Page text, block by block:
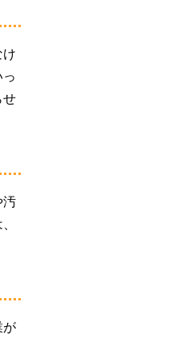
け
せ
汚
が